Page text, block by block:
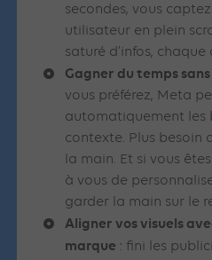
secondes, vous
utilisateur en plein
saturé d’infos,
Gagner du temps
vous préférez, Meta
automatiquement les
contexte. Plus besoin
la main. Et si vous
à vous de
garder la main sur le
Aligner vos visuels
marque : fini les